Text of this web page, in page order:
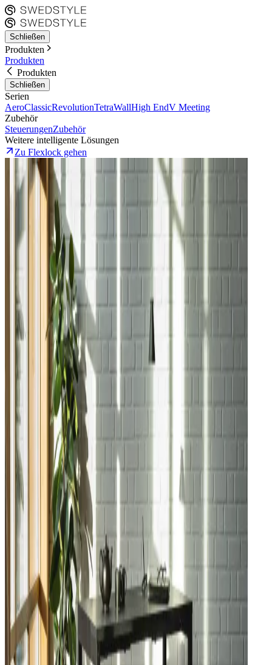
Schließen
Produkten
Produkten
Produkten
Schließen
Serien
AeroClassicRevolutionTetraWallHigh EndV Meeting
Zubehör
SteuerungenZubehör
Weitere intelligente Lösungen
Zu Flexlock gehen